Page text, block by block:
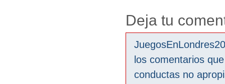
Deja tu
los comentarios
conductas no